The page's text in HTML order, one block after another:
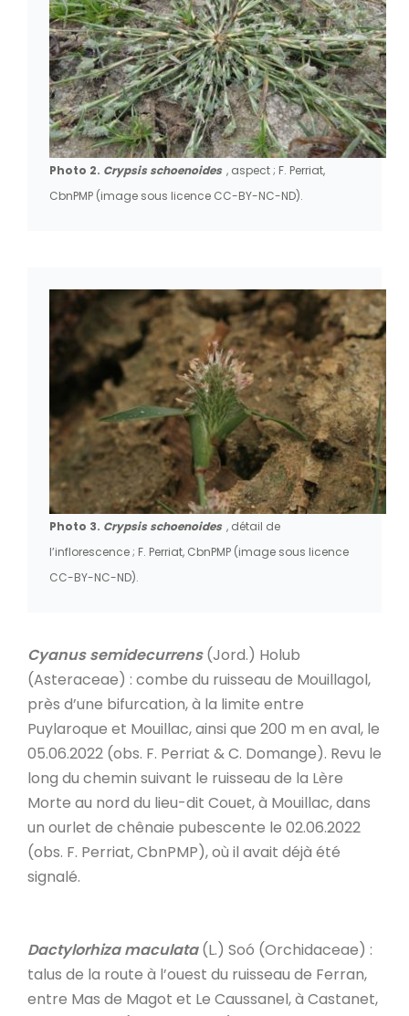
Photo 2. Crypsis schoenoides , aspect ; F. Perriat,
CbnPMP (image sous licence CC-BY-NC-ND).
Photo 3. Crypsis schoenoides , détail de
l’inflorescence ; F. Perriat, CbnPMP (image sous licence
CC-BY-NC-ND).
Cyanus semidecurrens(Jord.) Holub
(Asteraceae) : combe du ruisseau de Mouillagol,
près d’une bifurcation, à la limite entre
Puylaroque et Mouillac, ainsi que 200 m en aval, le
05.06.2022 (obs. F. Perriat & C. Domange). Revu le
long du chemin suivant le ruisseau de la Lère
Morte au nord du lieu-dit Couet, à Mouillac, dans
un ourlet de chênaie pubescente le 02.06.2022
(obs. F. Perriat, CbnPMP), où il avait déjà été
signalé.
Dactylorhiza maculata(L.) Soó (Orchidaceae) :
talus de la route à l’ouest du ruisseau de Ferran,
entre Mas de Magot et Le Caussanel, à Castanet,